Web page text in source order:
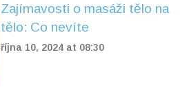
Zajímavosti o masáži tělo na
tělo: Co nevíte
října 10, 2024 at 08:30